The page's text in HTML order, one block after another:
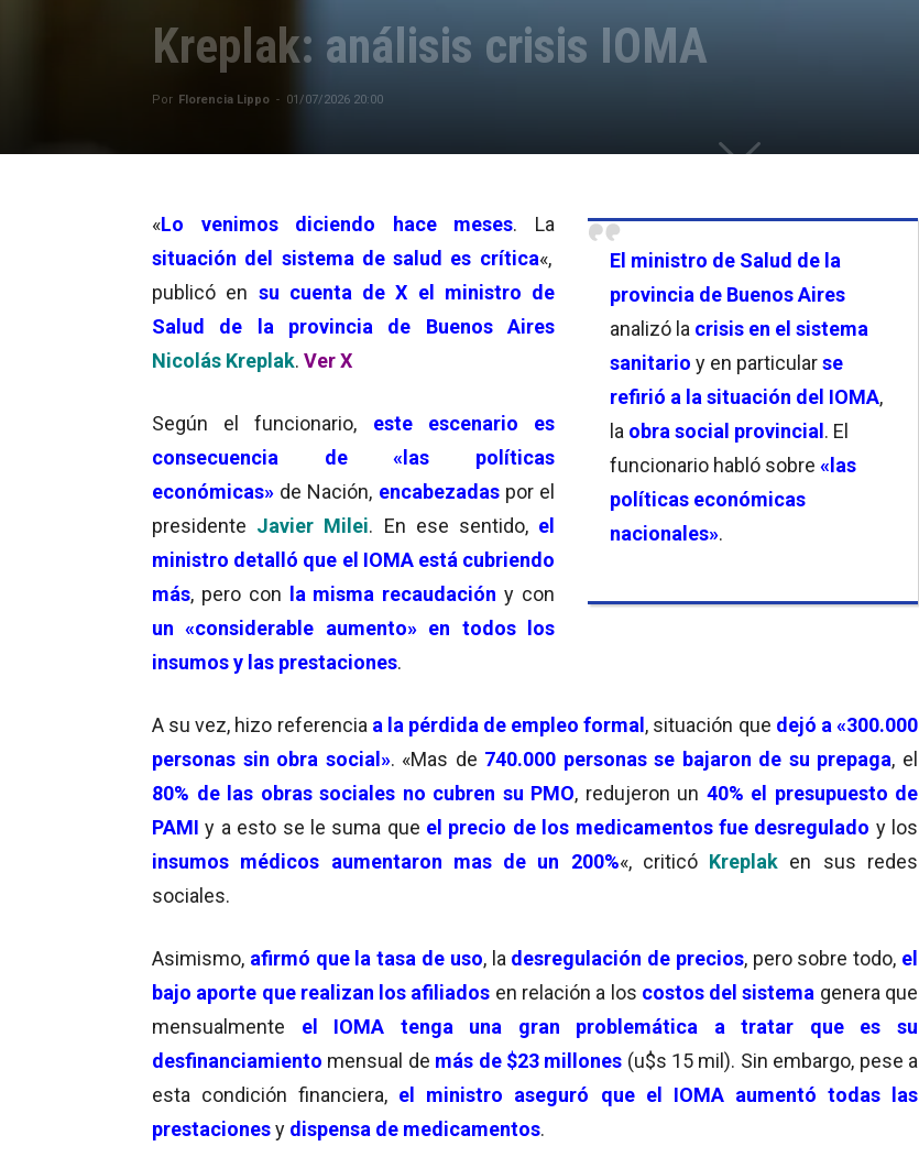
Kreplak: análisis crisis IOMA
Por Florencia Lippo - 01/07/2026 20:00
El ministro de Salud de la
provincia de Buenos Aires
analizó la crisis en el sistema
sanitario y en particularse
refirió a la situación del IOMA,
la obra social provincial. El
funcionario habló sobre «las
políticas económicas
nacionales».
«Lo venimos diciendo hace meses. La
situación del sistema de salud es crítica«,
publicó en su cuenta de X el ministro de
Salud de la provincia de Buenos Aires
Nicolás Kreplak. Ver X
Según el funcionario, este escenario es
consecuencia de «las políticas
económicas» de Nación, encabezadaspor el
presidente Javier Milei. En ese sentido,el
ministro detalló que el IOMA está cubriendo
más, pero con la misma recaudación y con
un «considerable aumento» en todos los
insumos y las prestaciones.
A su vez, hizo referencia a la pérdida de empleo formal, situación que dejó a «300.000
personas sin obra social». «Mas de 740.000 personas se bajaron de su prepaga, el
80% de las obras sociales no cubren su PMO, redujeron un 40% el presupuesto de
PAMI y a esto se le suma que el precio de los medicamentos fue desregulado y los
insumos médicos aumentaron mas de un 200%«, criticó Kreplak en sus redes
sociales.
Asimismo, afirmó que la tasa de uso, la desregulación de precios, pero sobre todo, el
bajo aporte que realizan los afiliados en relación a los costos del sistema genera que
mensualmente el IOMA tenga una gran problemática a tratar que es su
desfinanciamiento mensual de más de $23 millones (u$s 15 mil). Sin embargo, pese a
esta condición financiera, el ministro aseguró que el IOMA aumentó todas las
prestacionesy dispensa de medicamentos.